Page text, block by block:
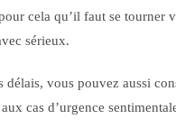
cela qu’il faut se tourner
sérieux.
vous pouvez aussi
cas d’urgence